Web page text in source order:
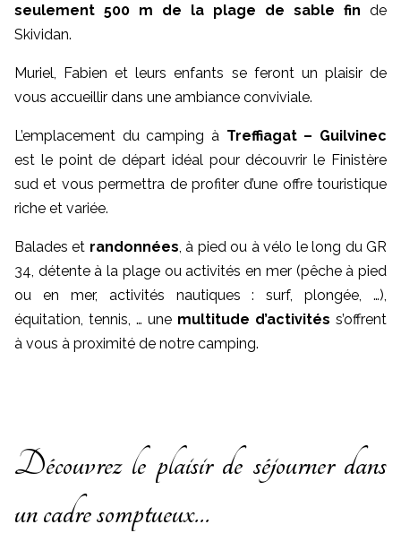
seulement 500 m de la plage
de sable fin de
Skividan.
Muriel, Fabien et leurs enfants se feront un plaisir de
vous accueillir dans une ambiance conviviale.
L’emplacement du camping à Treffiagat – Guilvinec
est le point de départ idéal pour découvrir le Finistère
sud et vous permettra de profiter d’une offre touristique
riche et variée.
Balades et randonnées , à pied ou à vélo le long du GR
34, détente à la plage ou activités en mer (pêche à pied
ou en mer, activités nautiques : surf, plongée, …),
équitation, tennis, … une multitude d’activités s’offrent
à vous à proximité de notre camping.
Découvrez le plaisir de séjourner dans
un cadre somptueux…